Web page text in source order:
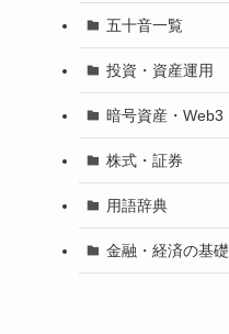
五十音一覧
投資・資産運用
暗号資産・Web3
株式・証券
用語辞典
金融・経済の基礎